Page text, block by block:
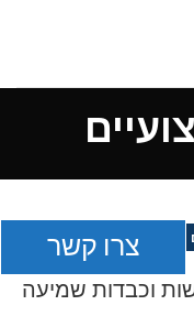
וכבדות שמיעה
צרו קשר